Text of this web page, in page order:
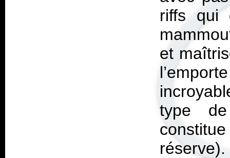
riffs qui
et
type
réserve).